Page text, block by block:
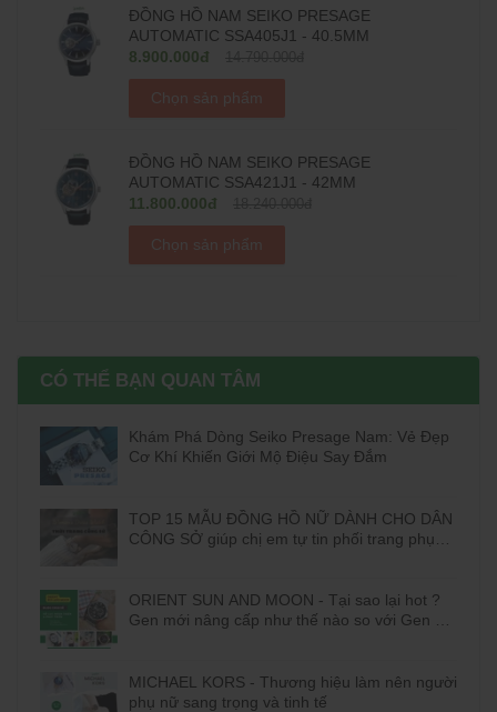
ĐỒNG HỒ NAM SEIKO PRESAGE
AUTOMATIC SSA405J1 - 40.5MM
8.900.000đ
Chọn sản phẩm
ĐỒNG HỒ NAM SEIKO PRESAGE
AUTOMATIC SSA421J1 - 42MM
11.800.000đ
Chọn sản phẩm
CÓ THỂ BẠN QUAN TÂM
Khám Phá Dòng Seiko Presage Nam: Vẻ Đẹp
Cơ Khí Khiến Giới Mộ Điệu Say Đắm
TOP 15 MẪU ĐỒNG HỒ NỮ DÀNH CHO DÂN
CÔNG SỞ giúp chị em tự tin phối trang phục
ORIENT SUN AND MOON - Tại sao lại hot ?
Gen mới nâng cấp như thế nào so với Gen cũ
MICHAEL KORS - Thương hiệu làm nên người
phụ nữ sang trọng và tinh tế